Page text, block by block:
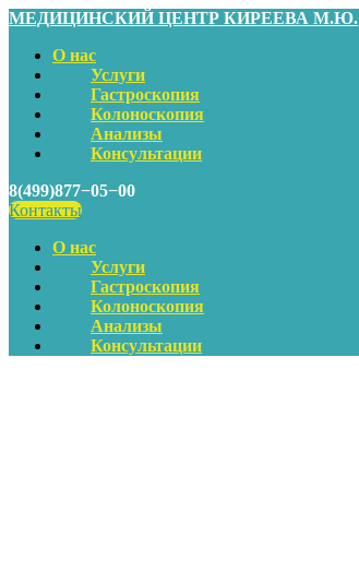
МЕДИЦИНСКИЙ ЦЕНТР КИРЕЕВА М.Ю.
О нас
Услуги
Гастроскопия
Колоноскопия
Анализы
Консультации
8(499)877−05−00
Контакты
О нас
Услуги
Гастроскопия
Колоноскопия
Анализы
Консультации